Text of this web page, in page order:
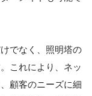
でなく、照明塔の
これにより、ネッ
顧客のニーズに細